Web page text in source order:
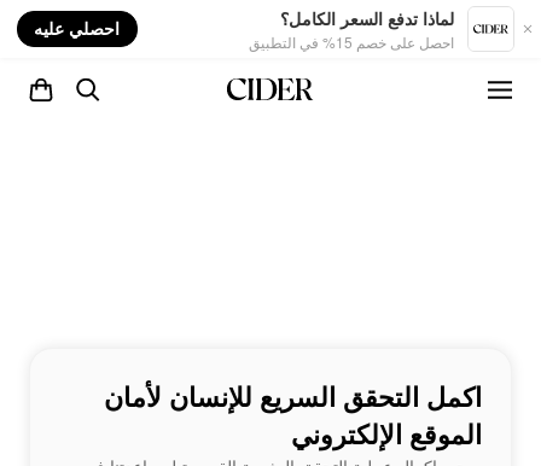
لماذا تدفع السعر الكامل؟
احصل على خصم 15% في التطبيق
احصلي عليه
اكمل التحقق السريع للإنسان لأمان
الموقع الإلكتروني